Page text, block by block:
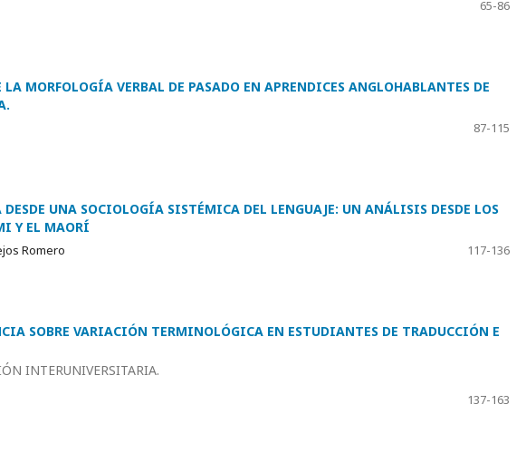
65-86
LA MORFOLOGÍA VERBAL DE PASADO EN APRENDICES ANGLOHABLANTES DE
87-115
UNA SOCIOLOGÍA SISTÉMICA DEL LENGUAJE: UN ANÁLISIS DESDE LOS
Y EL MAORÍ
Romero
117-136
SOBRE VARIACIÓN TERMINOLÓGICA EN ESTUDIANTES DE TRADUCCIÓN E
INTERUNIVERSITARIA.
137-163